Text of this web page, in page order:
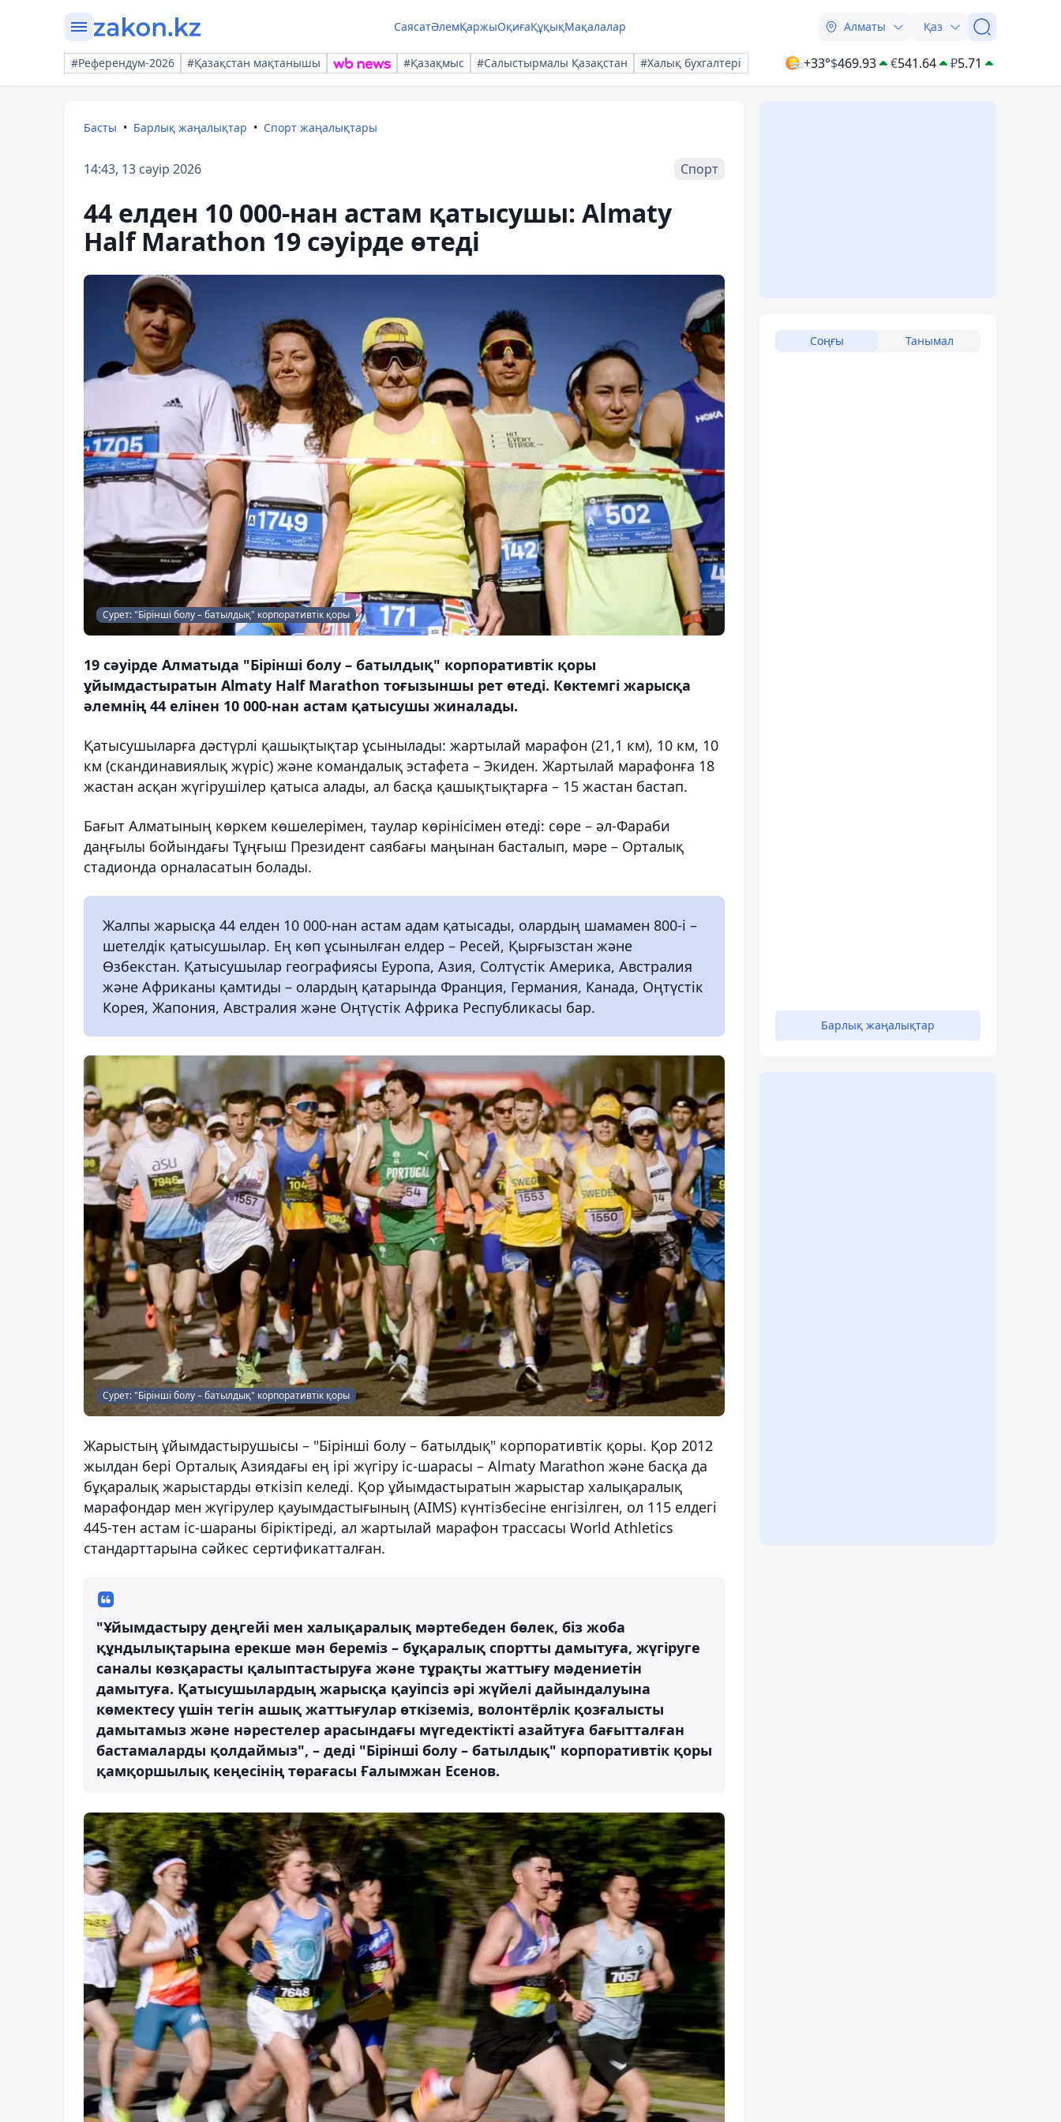
СаясатӘлемҚаржыОқиғаҚұқықМақалалар Алматы Қаз
#Референдум-2026 #Қазақстан мақтанышы #Қазақмыс #Салыстырмалы Қазақстан #Халық бухгалтері +33°$469.93 €541.64 ₽5.71
Басты Барлық жаңалықтар Спорт жаңалықтары
14:43, 13 сәуір 2026 Спорт
44 елден 10 000-нан астам қатысушы: Almaty
Half Marathon 19 сәуірде өтеді
Сурет: "Бірінші болу – батылдық" корпоративтік қоры
19 сәуірде Алматыда "Бірінші болу – батылдық" корпоративтік қоры
ұйымдастыратын Almaty Half Marathon тоғызыншы рет өтеді. Көктемгі жарысқа
әлемнің 44 елінен 10 000-нан астам қатысушы жиналады.
Қатысушыларға дәстүрлі қашықтықтар ұсынылады: жартылай марафон (21,1 км), 10 км, 10
км (скандинавиялық жүріс) және командалық эстафета – Экиден. Жартылай марафонға 18
жастан асқан жүгірушілер қатыса алады, ал басқа қашықтықтарға – 15 жастан бастап.
Бағыт Алматының көркем көшелерімен, таулар көрінісімен өтеді: сөре – әл-Фараби
даңғылы бойындағы Тұңғыш Президент саябағы маңынан басталып, мәре – Орталық
стадионда орналасатын болады.
Жалпы жарысқа 44 елден 10 000-нан астам адам қатысады, олардың шамамен 800-і –
шетелдік қатысушылар. Ең көп ұсынылған елдер – Ресей, Қырғызстан және
Өзбекстан. Қатысушылар географиясы Еуропа, Азия, Солтүстік Америка, Австралия
және Африканы қамтиды – олардың қатарында Франция, Германия, Канада, Оңтүстік
Корея, Жапония, Австралия және Оңтүстік Африка Республикасы бар.
Сурет: "Бірінші болу – батылдық" корпоративтік қоры
Жарыстың ұйымдастырушысы – "Бірінші болу – батылдық" корпоративтік қоры. Қор 2012
жылдан бері Орталық Азиядағы ең ірі жүгіру іс-шарасы – Almaty Marathon және басқа да
бұқаралық жарыстарды өткізіп келеді. Қор ұйымдастыратын жарыстар халықаралық
марафондар мен жүгірулер қауымдастығының (AIMS) күнтізбесіне енгізілген, ол 115 елдегі
445-тен астам іс-шараны біріктіреді, ал жартылай марафон трассасы World Athletics
стандарттарына сәйкес сертификатталған.
"Ұйымдастыру деңгейі мен халықаралық мәртебеден бөлек, біз жоба
құндылықтарына ерекше мән береміз – бұқаралық спортты дамытуға, жүгіруге
саналы көзқарасты қалыптастыруға және тұрақты жаттығу мәдениетін
дамытуға. Қатысушылардың жарысқа қауіпсіз әрі жүйелі дайындалуына
көмектесу үшін тегін ашық жаттығулар өткіземіз, волонтёрлік қозғалысты
дамытамыз және нәрестелер арасындағы мүгедектікті азайтуға бағытталған
бастамаларды қолдаймыз", – деді "Бірінші болу – батылдық" корпоративтік қоры
қамқоршылық кеңесінің төрағасы Ғалымжан Есенов.
Соңғы Танымал
Барлық жаңалықтар